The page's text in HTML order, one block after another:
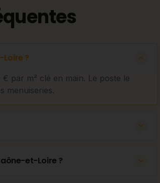
?
par m² clé en main. Le poste le
menuiseries.
et-Loire ?